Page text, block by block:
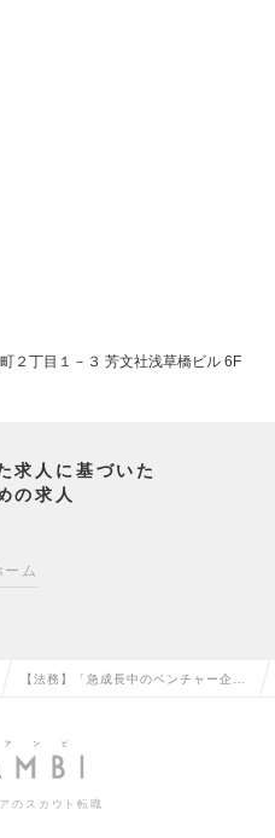
２丁目１－３ 芳文社浅草橋ビル 6F
求人に基づいた
の求人
ーム
【法務】「急成長中のベンチャー企
求人情報
のスカウト転職